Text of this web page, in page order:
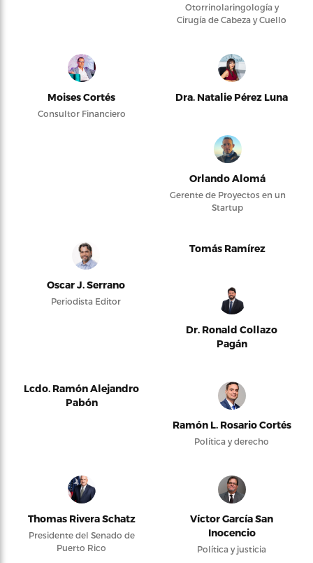
Otorrinolaringología y
Cirugía de Cabeza y Cuello
Moises Cortés
Consultor Financiero
Dra. Natalie Pérez Luna
Orlando Alomá
Gerente de Proyectos en un
Startup
Oscar J. Serrano
Periodista Editor
Tomás Ramírez
Dr. Ronald Collazo
Pagán
Lcdo. Ramón Alejandro
Pabón
Ramón L. Rosario Cortés
Política y derecho
Thomas Rivera Schatz
Presidente del Senado de
Puerto Rico
Víctor García San
Inocencio
Política y justicia